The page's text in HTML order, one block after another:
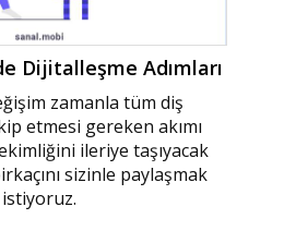
Dijitalleşme Adımları
zamanla tüm diş
etmesi gereken akımı
ileriye taşıyacak
sizinle paylaşmak
istiyoruz.